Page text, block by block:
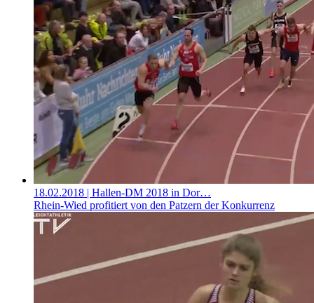
18.02.2018 | Hallen-DM 2018 in Dor…
Rhein-Wied profitiert von den Patzern der Konkurrenz